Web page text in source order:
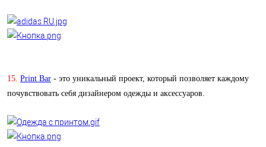
15. Print Bar - это уникальный проект, который позволяет каждому
почувствовать себя дизайнером одежды и аксессуаров.